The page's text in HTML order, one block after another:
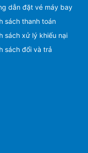
dẫn đặt vé máy bay
sách thanh toán
sách xử lý khiếu nại
sách đổi và trả